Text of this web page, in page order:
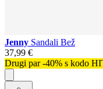
Jenny Sandali Bež
37,99 €
Drugi par -40% s kodo